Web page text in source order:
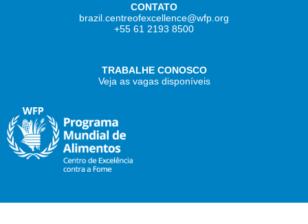
CONTATO
brazil.centreofexcellence@wfp.org
+55 61 2193 8500
TRABALHE CONOSCO
Veja as vagas disponíveis